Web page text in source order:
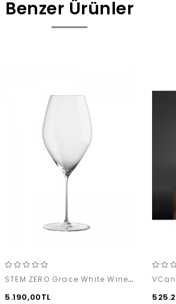
Benzer Ürünler
STEM ZERO Grace White Wine (2'li)
5.190,00TL